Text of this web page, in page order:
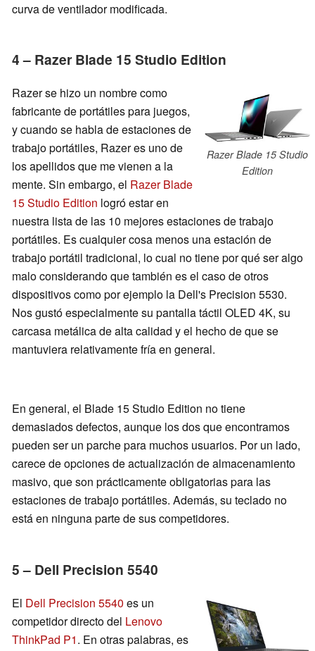
curva de ventilador modificada.
4 – Razer Blade 15 Studio Edition
Razer Blade 15 Studio
Edition
Razer se hizo un nombre como
fabricante de portátiles para juegos,
y cuando se habla de estaciones de
trabajo portátiles, Razer es uno de
los apellidos que me vienen a la
mente. Sin embargo, el Razer Blade
15 Studio Edition logró estar en
nuestra lista de las 10 mejores estaciones de trabajo
portátiles. Es cualquier cosa menos una estación de
trabajo portátil tradicional, lo cual no tiene por qué ser algo
malo considerando que también es el caso de otros
dispositivos como por ejemplo la Dell's Precision 5530.
Nos gustó especialmente su pantalla táctil OLED 4K, su
carcasa metálica de alta calidad y el hecho de que se
mantuviera relativamente fría en general.
En general, el Blade 15 Studio Edition no tiene
demasiados defectos, aunque los dos que encontramos
pueden ser un parche para muchos usuarios. Por un lado,
carece de opciones de actualización de almacenamiento
masivo, que son prácticamente obligatorias para las
estaciones de trabajo portátiles. Además, su teclado no
está en ninguna parte de sus competidores.
5 – Dell Precision 5540
El Dell Precision 5540 es un
competidor directo del Lenovo
ThinkPad P1. En otras palabras, es